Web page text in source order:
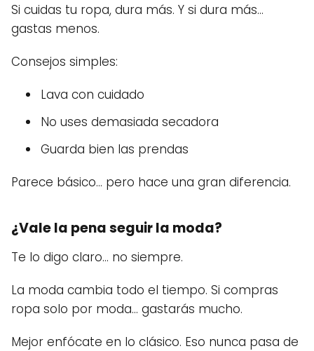
Si cuidas tu ropa, dura más. Y si dura más…
gastas menos.
Consejos simples:
Lava con cuidado
No uses demasiada secadora
Guarda bien las prendas
Parece básico… pero hace una gran diferencia.
¿Vale la pena seguir la moda?
Te lo digo claro… no siempre.
La moda cambia todo el tiempo. Si compras
ropa solo por moda… gastarás mucho.
Mejor enfócate en lo clásico. Eso nunca pasa de